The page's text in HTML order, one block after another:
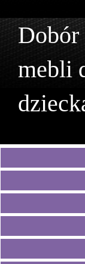
mebli